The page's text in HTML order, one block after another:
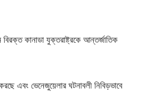
কানাডা যুক্তরাষ্ট্রকে আন্তর্জাতিক
এবং ভেনেজুয়েলার ঘটনাবলী নিবিড়ভাবে